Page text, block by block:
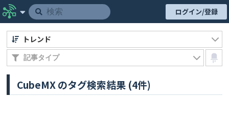
ログイン/登録
CubeMX のタグ検索結果 (4件)
トレンド